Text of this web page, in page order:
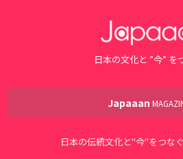
日本の文化と ”今” を
Japaaan
日本の伝統文化と"今"をつな